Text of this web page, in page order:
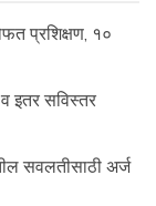
प्रशिक्षण, १०
इतर सविस्तर
सवलतीसाठी अर्ज